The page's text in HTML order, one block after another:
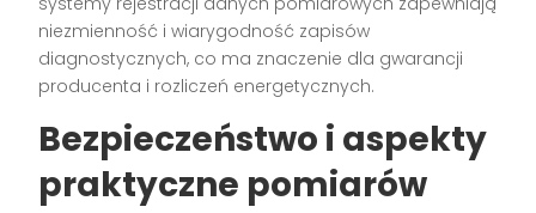
niezmienność i wiarygodność zapisów
diagnostycznych, co ma znaczenie dla gwarancji
producenta i rozliczeń energetycznych.
Bezpieczeństwo i aspekty
praktyczne pomiarów